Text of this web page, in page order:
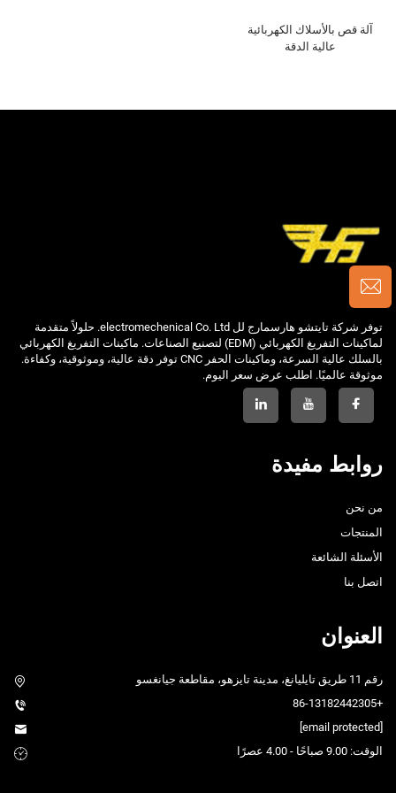
آلة قص بالأسلاك الكهربائية
عالية الدقة
توفر شركة تايتشو هارسمارج لل electromechenical Co. Ltd. حلولاً متقدمة
لماكينات التفريغ الكهربائي (EDM) لتصنيع الصناعات. ماكينات التفريغ الكهربائي
بالسلك عالية السرعة، وماكينات الحفر CNC توفر دقة عالية، وموثوقية، وكفاءة.
موثوقة عالميًا. اطلب عرض سعر اليوم.
روابط مفيدة
من نحن
المنتجات
الأسئلة الشائعة
اتصل بنا
العنوان
رقم 11 طريق تايليانغ، مدينة تايزهو، مقاطعة جيانغسو
+86-13182442305
[email protected]
الوقت: 9.00 صباحًا - 4.00 عصرًا